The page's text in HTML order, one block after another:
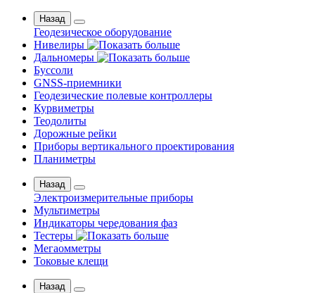
Назад
Геодезическое оборудование
Нивелиры
Дальномеры
Буссоли
GNSS-приемники
Геодезические полевые контроллеры
Курвиметры
Теодолиты
Дорожные рейки
Приборы вертикального проектирования
Планиметры
Назад
Электроизмерительные приборы
Мультиметры
Индикаторы чередования фаз
Тестеры
Мегаомметры
Токовые клещи
Назад